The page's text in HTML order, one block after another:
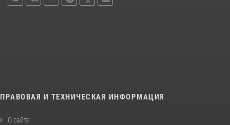
ПРАВОВАЯ И ТЕХНИЧЕСКАЯ ИНФОРМАЦИЯ
О сайте